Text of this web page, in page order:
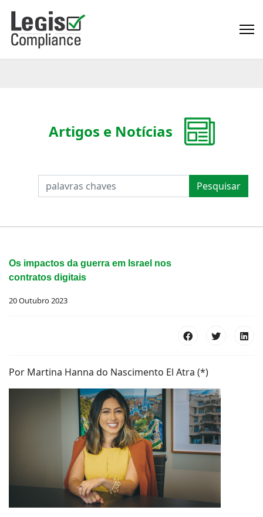
PESQUISAR Pesquisar
Artigos e Notícias
Os impactos da guerra em Israel nos
contratos digitais
20 Outubro 2023
Por Martina Hanna do Nascimento El Atra (*)